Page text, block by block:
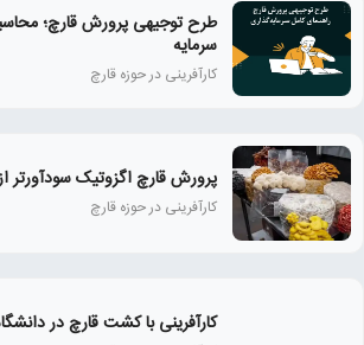
طرح توجیهی پرورش قارچ؛
سرمایه
کارآفرینی در حوزه قارچ
پرورش قارچ اگزوتیک سودآورتر
کارآفرینی در حوزه قارچ
کارآفرینی با کشت قارچ در